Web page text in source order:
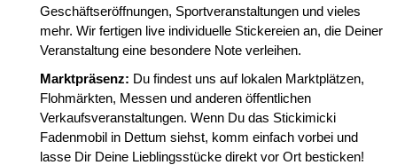
Geschäftseröffnungen, Sportveranstaltungen und vieles
mehr. Wir fertigen live individuelle Stickereien an, die Deiner
Veranstaltung eine besondere Note verleihen.
Marktpräsenz: Du findest uns auf lokalen Marktplätzen,
Flohmärkten, Messen und anderen öffentlichen
Verkaufsveranstaltungen. Wenn Du das Stickimicki
Fadenmobil in Dettum siehst, komm einfach vorbei und
lasse Dir Deine Lieblingsstücke direkt vor Ort besticken!